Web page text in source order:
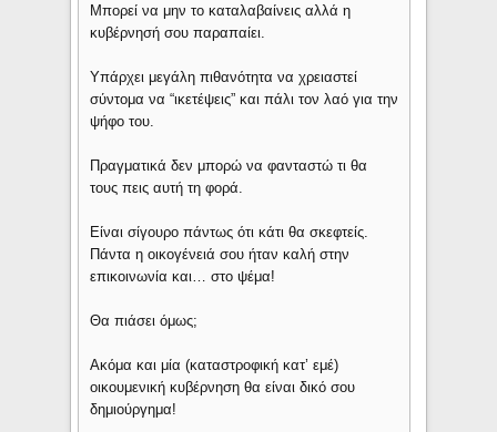
Μπορεί να μην το καταλαβαίνεις αλλά η
κυβέρνησή σου παραπαίει.
Υπάρχει μεγάλη πιθανότητα να χρειαστεί
σύντομα να “ικετέψεις” και πάλι τον λαό για την
ψήφο του.
Πραγματικά δεν μπορώ να φανταστώ τι θα
τους πεις αυτή τη φορά.
Είναι σίγουρο πάντως ότι κάτι θα σκεφτείς.
Πάντα η οικογένειά σου ήταν καλή στην
επικοινωνία και… στο ψέμα!
Θα πιάσει όμως;
Ακόμα και μία (καταστροφική κατ’ εμέ)
οικουμενική κυβέρνηση θα είναι δικό σου
δημιούργημα!